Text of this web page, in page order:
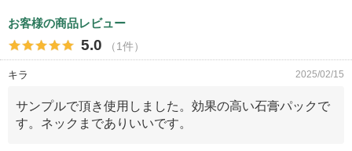
お客様の商品レビュー
5.0 （1件）
キラ 2025/02/15
サンプルで頂き使用しました。効果の高い石膏パックで
す。ネックまでありいいです。